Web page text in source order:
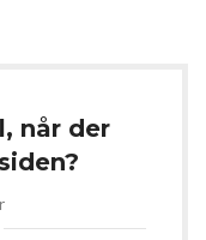
når der